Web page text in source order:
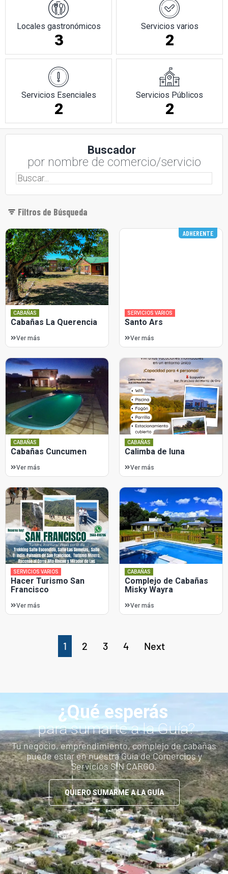
Locales gastronómicos
3
Servicios varios
2
Servicios Esenciales
2
Servicios Públicos
2
Buscador
por nombre de comercio/servicio
Filtros de Búsqueda
CABAÑAS
Cabañas La Querencia
Ver más
ADHERENTE
SERVICIOS VARIOS
Santo Ars
Ver más
CABAÑAS
Cabañas Cuncumen
Ver más
CABAÑAS
Calimba de luna
Ver más
SERVICIOS VARIOS
Hacer Turismo San
Francisco
Ver más
CABAÑAS
Complejo de Cabañas
Misky Wayra
Ver más
1 2 3 4 Next
¿Qué esperás
para sumarte a la Guía?
Tu negocio, emprendimiento, complejo de cabañas
puede estar en nuestra Guía de Comercios y
Servicios SIN CARGO.
QUIERO SUMARME A LA GUÍA